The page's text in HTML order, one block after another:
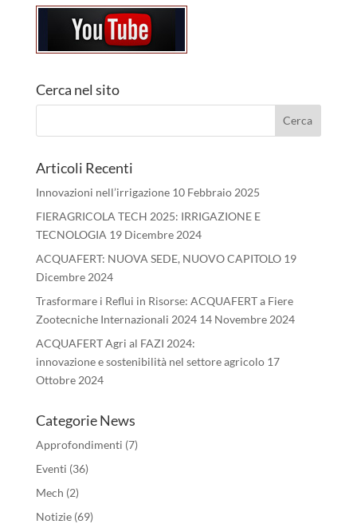
Cerca nel sito
Articoli Recenti
Innovazioni nell’irrigazione 10 Febbraio 2025
FIERAGRICOLA TECH 2025: IRRIGAZIONE E
TECNOLOGIA 19 Dicembre 2024
ACQUAFERT: NUOVA SEDE, NUOVO CAPITOLO 19
Dicembre 2024
Trasformare i Reflui in Risorse: ACQUAFERT a Fiere
Zootecniche Internazionali 2024 14 Novembre 2024
ACQUAFERT Agri al FAZI 2024:
innovazione e sostenibilità nel settore agricolo 17
Ottobre 2024
Categorie News
Approfondimenti (7)
Eventi (36)
Mech (2)
Notizie(69)